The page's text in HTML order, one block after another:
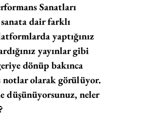
Sanatları
dair farklı
yaptığınız
yayınlar gibi
dönüp bakınca
notlar olarak görülüyor.
neler